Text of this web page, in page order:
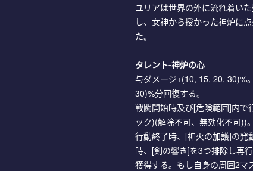
ユリアは世界の外に流れ着い
し、女神から授かった神炉に
た。
タレント-神炉の心
与ダメージ+(10, 15, 20, 30)%
30)%分回復する。
戦闘開始時及び[危険範囲]内で
ック)(解除不可、無効化不可))。
行動終了時、[神火の加護]の発
時、[剣の響き]を3つ排除し再
獲得する。もし自身の周囲2マ